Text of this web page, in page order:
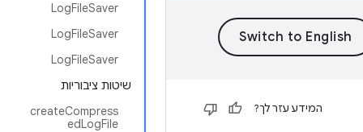
LogFileSaver
LogFileSaver
LogFileSaver
שיטות ציבוריות
createCompress
edLogFile
המידע עזר לך?